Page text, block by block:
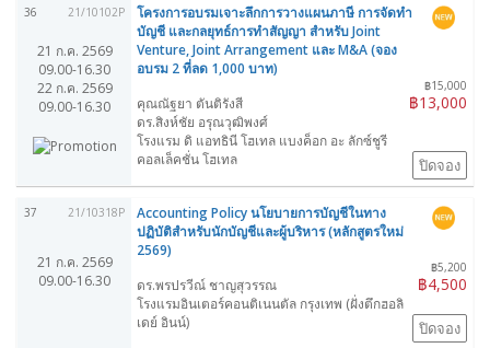
36 21/10102P
21 ก.ค. 2569
09.00-16.30
22 ก.ค. 2569
09.00-16.30
โครงการอบรมเจาะลึกการวางแผนภาษี การจัดทำ
บัญชี และกลยุทธ์การทำสัญญา สำหรับ Joint
Venture, Joint Arrangement และ M&A (จอง
อบรม 2 ที่ลด 1,000 บาท)
฿15,000
฿13,000
คุณณัฐยา ตันติรังสี
ดร.สิงห์ชัย อรุณวุฒิพงศ์
โรงแรม ดิ แอทธินี โฮเทล แบงค็อก อะ ลักซ์ชูรี
คอลเล็คชั่น โฮเทล
ปิดจอง
37 21/10318P
21 ก.ค. 2569
09.00-16.30
Accounting Policy นโยบายการบัญชีในทาง
ปฏิบัติสำหรับนักบัญชีและผู้บริหาร (หลักสูตรใหม่
2569)
฿5,200
฿4,500
ดร.พรปรวีณ์ ชาญสุวรรณ
โรงแรมอินเตอร์คอนติเนนตัล กรุงเทพ (ฝั่งตึกฮอลิ
เดย์ อินน์)
ปิดจอง